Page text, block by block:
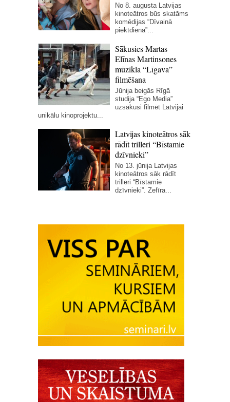
No 8. augusta Latvijas
kinoteātros būs skatāms
komēdijas “Dīvainā
piektdiena”...
Sākusies Martas
Elīnas Martinsones
mūzikla “Līgava”
filmēšana
Jūnija beigās Rīgā
studija “Ego Media”
uzsākusi filmēt Latvijai
unikālu kinoprojektu...
Latvijas kinoteātros sāk
rādīt trilleri “Bīstamie
dzīvnieki”
No 13. jūnija Latvijas
kinoteātros sāk rādīt
trilleri “Bīstamie
dzīvnieki”. Zefīra...